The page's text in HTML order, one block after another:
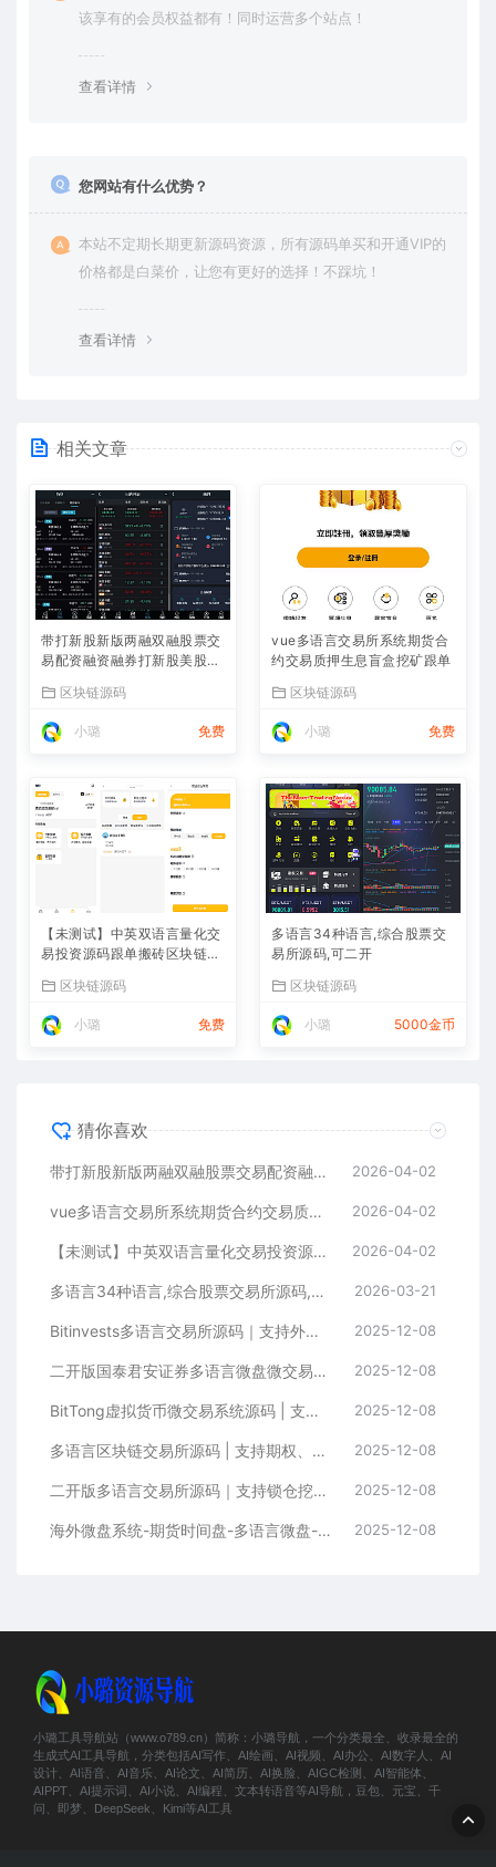
该享有的会员权益都有！同时运营多个站点！
查看详情
您网站有什么优势？
本站不定期长期更新源码资源，所有源码单买和开通VIP的
价格都是白菜价，让您有更好的选择！不踩坑！
查看详情
相关文章
带打新股新版两融双融股票交
易配资融资融券打新股美股港
区块链源码
小璐 免费
vue多语言交易所系统期货合
约交易质押生息盲盒挖矿跟单
区块链源码
小璐 免费
【未测试】中英双语言量化交
易投资源码跟单搬砖区块链交
+后端PHP
区块链源码
小璐 免费
多语言34种语言,综合股票交
易所源码,可二开
区块链源码
小璐 5000金币
猜你喜欢
带打新股新版两融双融股票交易配资融资融券打新股美股港股 2026-04-02
vue多语言交易所系统期货合约交易质押生息盲盒挖矿跟单 2026-04-02
【未测试】中英双语言量化交易投资源码跟单搬砖区块链交易所源码前端uniapp纯源码+后端PHP 2026-04-02
多语言34种语言,综合股票交易所源码,可二开 2026-03-21
Bitinvests多语言交易所源码｜支持外汇美股期货、合约期权、现货C2C、平台币与AI理财的全功能数字资产交易平台（含Vue前端+PHP后端纯源码） 2025-12-08
二开版国泰君安证券多语言微盘微交易所系统源码 | HTML前端+PHP后端 2025-12-08
BitTong虚拟货币微交易系统源码 | 支持现货杠杆交易+K线控制+用户输赢管理+代理体系 2025-12-08
多语言区块链交易所源码 | 支持期权、币币交易、质押挖矿与新币申购 2025-12-08
二开版多语言交易所源码｜支持锁仓挖矿+元宇宙理财+秒合约+IEO认购功能 2025-12-08
海外微盘系统-期货时间盘-多语言微盘-前端uniapp 2025-12-08
小璐工具导航站（www.o789.cn）简称：小璐导航，一个分类最全、收录最全的
生成式AI工具导航，分类包括AI写作、AI绘画、AI视频、AI办公、AI数字人、AI
设计、AI语音、AI音乐、AI论文、AI简历、AI换脸、AIGC检测、AI智能体、
AIPPT、AI提示词、AI小说、AI编程、文本转语音等AI导航，豆包、元宝、千
问、即梦、DeepSeek、Kimi等AI工具